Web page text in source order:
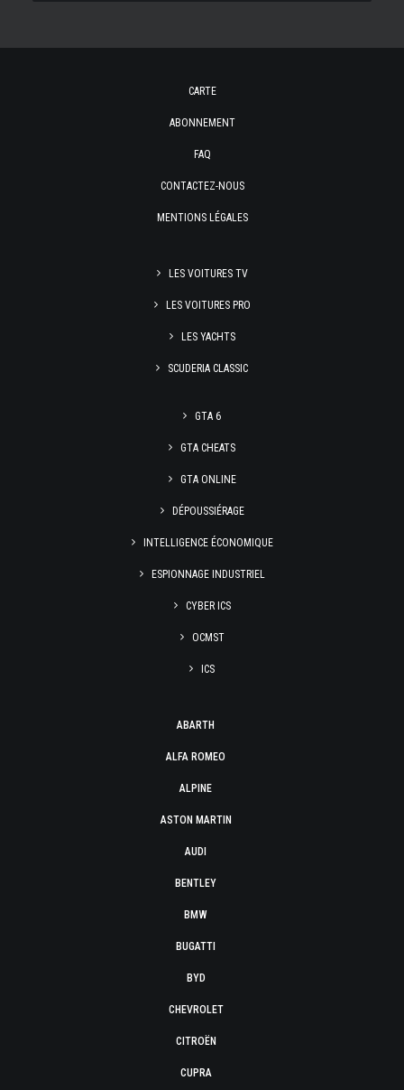
CARTE
ABONNEMENT
FAQ
CONTACTEZ-NOUS
MENTIONS LÉGALES
LES VOITURES TV
LES VOITURES PRO
LES YACHTS
SCUDERIA CLASSIC
GTA 6
GTA CHEATS
GTA ONLINE
DÉPOUSSIÉRAGE
INTELLIGENCE ÉCONOMIQUE
ESPIONNAGE INDUSTRIEL
CYBER ICS
OCMST
ICS
ABARTH
ALFA ROMEO
ALPINE
ASTON MARTIN
AUDI
BENTLEY
BMW
BUGATTI
BYD
CHEVROLET
CITROËN
CUPRA